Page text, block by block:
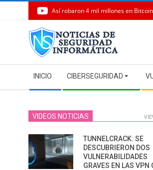
Así robaron 4 mil millones en Bitcoin
Navigation
Menu
INICIO CIBERSEGURIDAD
VIDEOS NOTICIAS
TUNNELCRACK: SE
DESCUBRIERON DOS
VULNERABILIDADES
GRAVES EN LAS VPN